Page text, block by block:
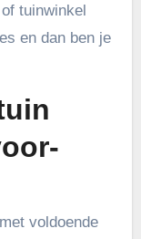
tuinwinkel
en dan ben je
voldoende